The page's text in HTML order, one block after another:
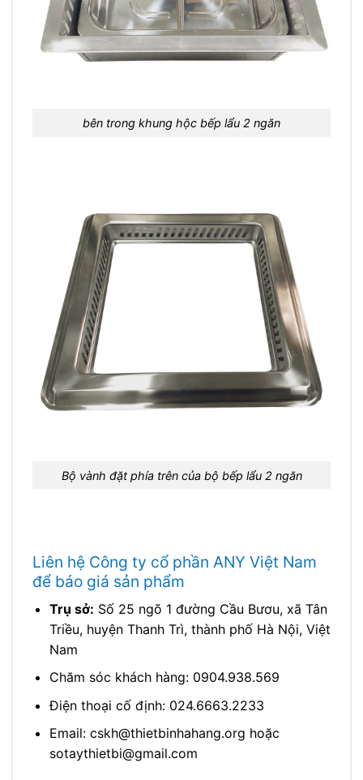
bên trong khung hộc bếp lẩu 2 ngăn
Bộ vành đặt phía trên của bộ bếp lẩu 2 ngăn
Liên hệ Công ty cổ phần ANY Việt Nam
để báo giá sản phẩm
Trụ sở: Số 25 ngõ 1 đường Cầu Bươu, xã Tân
Triều, huyện Thanh Trì, thành phố Hà Nội, Việt
Nam
Chăm sóc khách hàng: 0904.938.569
Điện thoại cố định: 024.6663.2233
Email: cskh@thietbinhahang.org hoặc
sotaythietbi@gmail.com